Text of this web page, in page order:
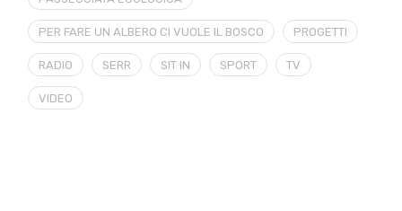
PER FARE UN ALBERO CI VUOLE IL BOSCO PROGETTI
RADIO SERR SIT IN SPORT TV
VIDEO